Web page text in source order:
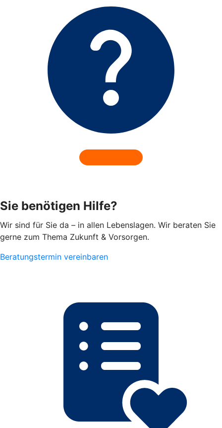
Sie benötigen Hilfe?
Wir sind für Sie da – in allen Lebenslagen. Wir beraten Sie
gerne zum Thema Zukunft & Vorsorgen.
Beratungstermin vereinbaren